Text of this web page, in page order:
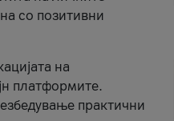
со позитивни
на
платформите.
практични